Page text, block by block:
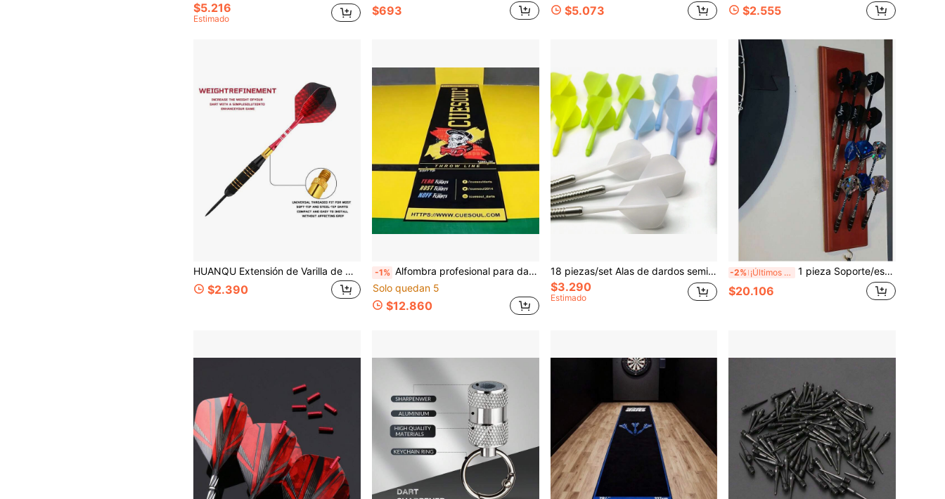
$5.216
Estimado
$693 $5.073 $2.555
HUANQU Extensión de Varilla de Dardos Extensor de Peso 3 piezas/9 piezas, Kit de Eje de Dardos Estándar Universal 2BA, Accesorio Profesional Ajustador de Equilibrio de Dardos, Body de Dardos con Equilibrio de Peso Preciso, Accesorio de Modificación Universal para Entrenamiento de Competición de Dardos Suaves/Duros
$2.390
-1% Alfombra profesional para dardos con líneas de lanzamiento oficiales, base de goma antideslizante para proteger los pisos, adecuada para salas de juegos en el hogar, alfombra suave para tablero de dardos que es fácil de enrollar, accesorio de práctica resistente
Solo quedan 5
$12.860
18 piezas/set Alas de dardos semitransparentes de alta dureza y colores variados de 2BA - Colores personalizables - Material ajustado y sin deformación - Mejora la precisión y el control, adecuado para juegos de adultos en fiestas de Halloween/Navidad/Acción de Gracias
$3.290
Estimado
-2% ¡Últimos 3 días 1 pieza Soporte/estante de pared de madera maciza para dardos con bolsa de almacenamiento de accesorios, 2 tornillos y 2 tacos de pared, muestra 4 juegos de dardos de acero/punta blanda, compatible con Surround
$20.106